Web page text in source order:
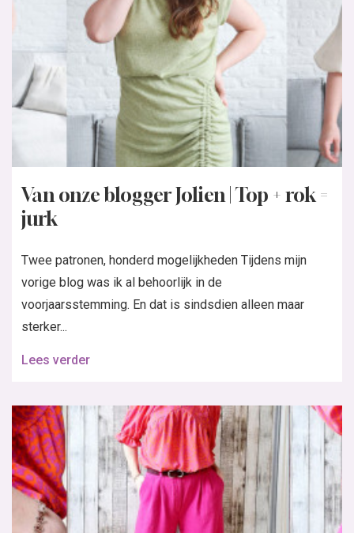
Van onze blogger Jolien | Top + rok =
jurk
Twee patronen, honderd mogelijkheden Tijdens mijn
vorige blog was ik al behoorlijk in de
voorjaarsstemming. En dat is sindsdien alleen maar
sterker...
Lees verder